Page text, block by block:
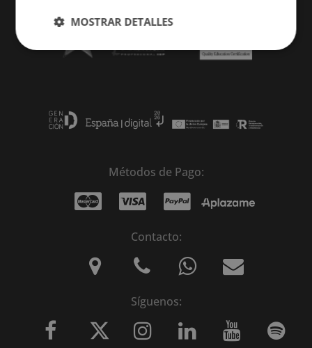
Métodos de Pago:
Contacto:
Síguenos:
MOSTRAR DETALLES